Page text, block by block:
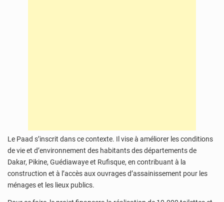
Le Paad s’inscrit dans ce contexte. Il vise à améliorer les conditions
de vie et d’environnement des habitants des départements de
Dakar, Pikine, Guédiawaye et Rufisque, en contribuant à la
construction et à l’accès aux ouvrages d’assainissement pour les
ménages et les lieux publics.